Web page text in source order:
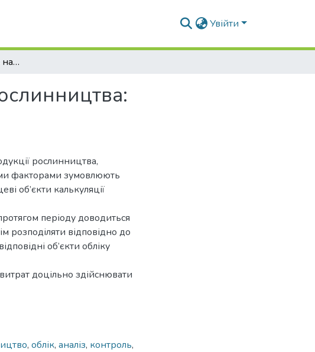
Увійти
Бухгалтерський облік накладних витрат рослинництва: управлінський аспект
рослинництва,
факторами зумовлюють
об’єкти калькуляції
періоду доводиться
розподіляти відповідно до
об’єкти обліку
доцільно здійснювати
, облік, аналіз, контроль,